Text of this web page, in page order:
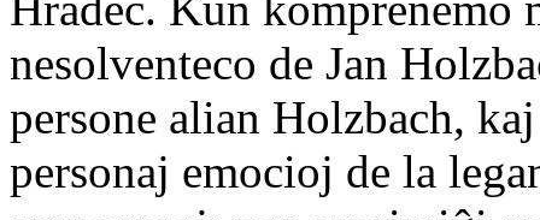
nesolventeco de Jan
persone alian Holzbach,
personaj emocioj de la